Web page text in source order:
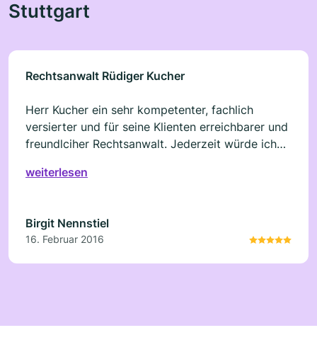
Stuttgart
Rechtsanwalt Rüdiger Kucher
Herr Kucher ein sehr kompetenter, fachlich
versierter und für seine Klienten erreichbarer und
freundlciher Rechtsanwalt. Jederzeit würde ich
aussprechen.
weiterlesen
Birgit Nennstiel
16. Februar 2016